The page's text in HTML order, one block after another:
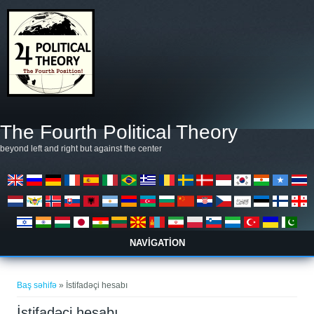
The Fourth Political Theory
beyond left and right but against the center
NAVIGATION
You are here
Baş səhifə » İstifadəçi hesabı